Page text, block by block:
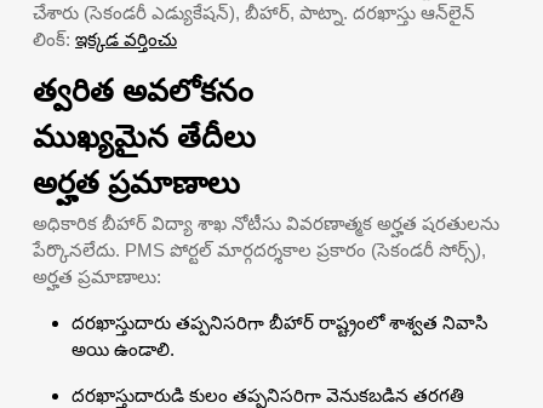
చేశారు (సెకండరీ ఎడ్యుకేషన్), బీహార్, పాట్నా. దరఖాస్తు ఆన్‌లైన్
లింక్: ఇక్కడ వర్తించు
త్వరిత అవలోకనం
ముఖ్యమైన తేదీలు
అర్హత ప్రమాణాలు
అధికారిక బీహార్ విద్యా శాఖ నోటీసు వివరణాత్మక అర్హత షరతులను
పేర్కొనలేదు. PMS పోర్టల్ మార్గదర్శకాల ప్రకారం (సెకండరీ సోర్స్),
అర్హత ప్రమాణాలు:
దరఖాస్తుదారు తప్పనిసరిగా బీహార్ రాష్ట్రంలో శాశ్వత నివాసి
అయి ఉండాలి.
దరఖాస్తుదారుడి కులం తప్పనిసరిగా వెనుకబడిన తరగతి